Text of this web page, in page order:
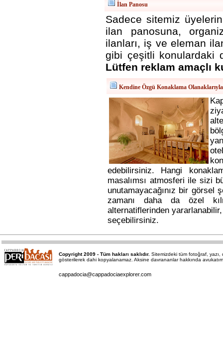
İlan Panosu
Sadece sitemiz
ilan panosuna,
ilanları, iş ve eleman
gibi çeşitli konulardaki
Lütfen reklam amaçlı
Kendine Özgü Konaklama
edebilirsiniz. Hangi
masalımsı atmosferi ile sizi
unutamayacağınız bir görsel
zamanı daha da özel
alternatiflerinden
seçebilirsiniz.
Copyright 2009 - Tüm hakları saklıdır. Sitemizdeki tüm fotoğraf, yazı,
gösterilerek dahi kopyalanamaz. Aksine davrananlar hakkında
cappadocia@cappadociaexplorer.com